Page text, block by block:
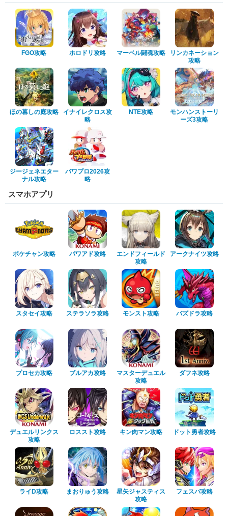
FGO攻略 ホロドリ攻略 マーベル闘魂攻略
リンカネーション
攻略
ほの暮しの庭攻略
イナイレクロス攻
略
NTE攻略
モンハンストーリ
ーズ3攻略
ジージェネエター
ナル攻略
パワプロ2026攻
略
スマホアプリ
ポケチャン攻略 パワアド攻略
エンドフィールド
攻略
アークナイツ攻略
スタセイ攻略 ステラソラ攻略 モンスト攻略 パズドラ攻略
プロセカ攻略 ブルアカ攻略
マスターデュエル
攻略
ダフネ攻略
デュエルリンクス
攻略
ロススト攻略 キン肉マン攻略 ドット勇者攻略
ライD攻略 まおりゅう攻略
星矢ジャスティス
攻略
フェスバ攻略